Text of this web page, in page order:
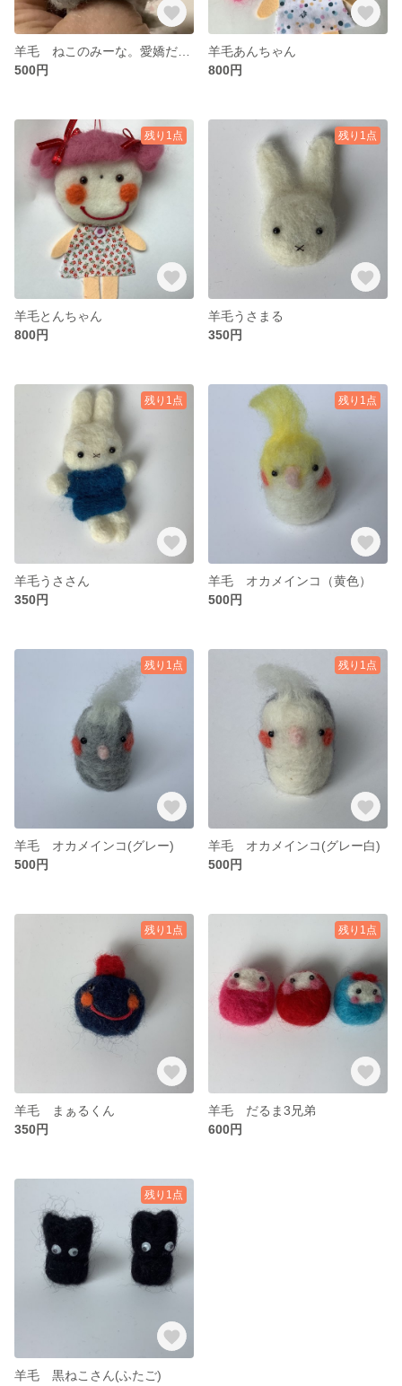
500円
羊毛あんちゃん
800円
残り1点
羊毛とんちゃん
800円
残り1点
羊毛うさまる
350円
残り1点
羊毛うささん
350円
残り1点
羊毛 オカメインコ（黄色）
500円
残り1点
羊毛 オカメインコ(グレー)
500円
残り1点
羊毛 オカメインコ(グレー白)
500円
残り1点
羊毛 まぁるくん
350円
残り1点
羊毛 だるま3兄弟
600円
残り1点
羊毛 黒ねこさん(ふたご)